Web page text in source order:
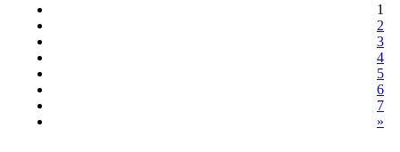
1
2
3
4
5
6
7
»